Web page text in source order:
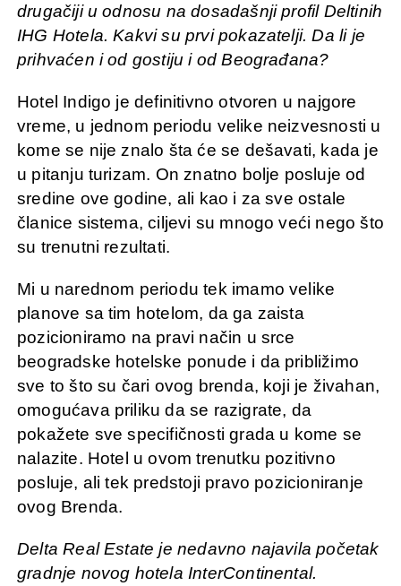
drugačiji u odnosu na dosadašnji profil Deltinih
IHG Hotela. Kakvi su prvi pokazatelji. Da li je
prihvaćen i od gostiju i od Beograđana?
Hotel Indigo je definitivno otvoren u najgore
vreme, u jednom periodu velike neizvesnosti u
kome se nije znalo šta će se dešavati, kada je
u pitanju turizam. On znatno bolje posluje od
sredine ove godine, ali kao i za sve ostale
članice sistema, ciljevi su mnogo veći nego što
su trenutni rezultati.
Mi u narednom periodu tek imamo velike
planove sa tim hotelom, da ga zaista
pozicioniramo na pravi način u srce
beogradske hotelske ponude i da približimo
sve to što su čari ovog brenda, koji je živahan,
omogućava priliku da se razigrate, da
pokažete sve specifičnosti grada u kome se
nalazite. Hotel u ovom trenutku pozitivno
posluje, ali tek predstoji pravo pozicioniranje
ovog Brenda.
Delta Real Estate je nedavno najavila početak
gradnje novog hotela InterContinental.